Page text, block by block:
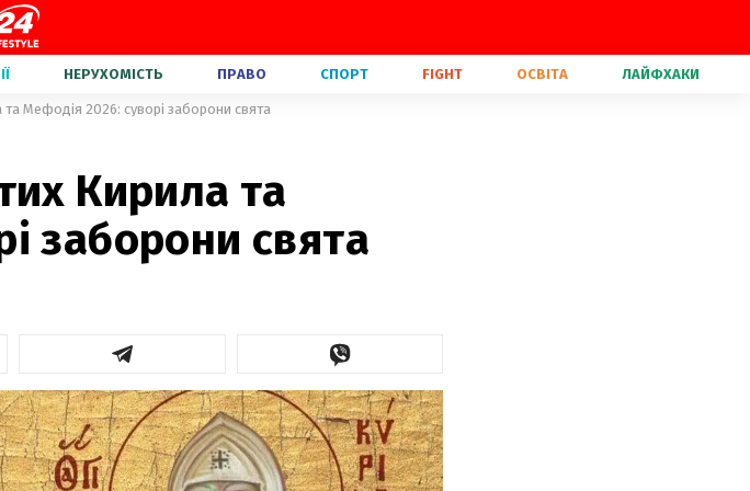
НЕРУХОМІСТЬ ПРАВО СПОРТ FIGHT ОСВІТА ЛАЙФХАКИ
Мефодія 2026: суворі заборони свята
Кирила та
заборони свята